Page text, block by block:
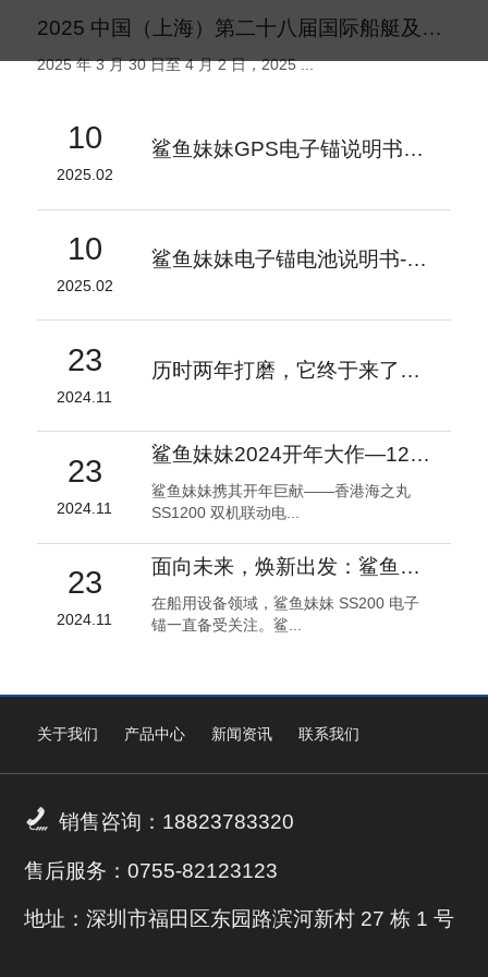
2025 中国（上海）第二十八届国际船艇及其技术设备展览会盛大启幕
2025 年 3 月 30 日至 4 月 2 日，2025 ...
10
2025.02
鲨鱼妹妹GPS电子锚说明书V1.2
10
2025.02
鲨鱼妹妹电子锚电池说明书-V1
23
2024.11
历时两年打磨，它终于来了！- 鲨鱼妹妹 自研电子锚专用电池
23
2024.11
鲨鱼妹妹2024开年大作—1200磅电子锚引领海钓装备新潮流
鲨鱼妹妹携其开年巨献——香港海之丸
SS1200 双机联动电...
23
2024.11
面向未来，焕新出发：鲨鱼妹妹 SS200 电子锚全面升级！
在船用设备领域，鲨鱼妹妹 SS200 电子
锚一直备受关注。鲨...
关于我们 产品中心 新闻资讯 联系我们
 销售咨询：18823783320
售后服务：0755-82123123
地址：深圳市福田区东园路滨河新村 27 栋 1 号